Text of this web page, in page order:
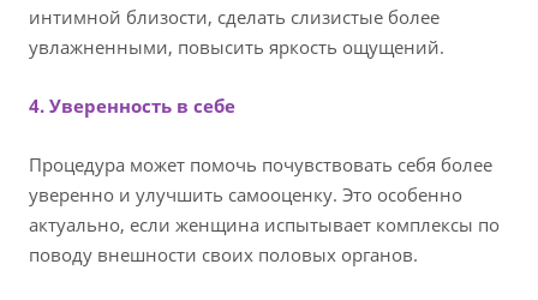
интимной близости, сделать слизистые более
увлажненными, повысить яркость ощущений.
4. Уверенность в себе
Процедура может помочь почувствовать себя более
уверенно и улучшить самооценку. Это особенно
актуально, если женщина испытывает комплексы по
поводу внешности своих половых органов.